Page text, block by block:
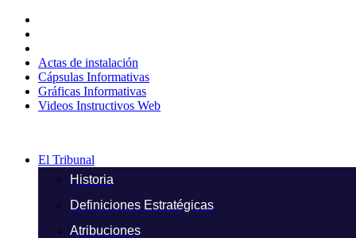
contenido
Actas de instalación
Cápsulas Informativas
Gráficas Informativas
Videos Instructivos Web
El Tribunal
Historia
Definiciones Estratégicas
Atribuciones